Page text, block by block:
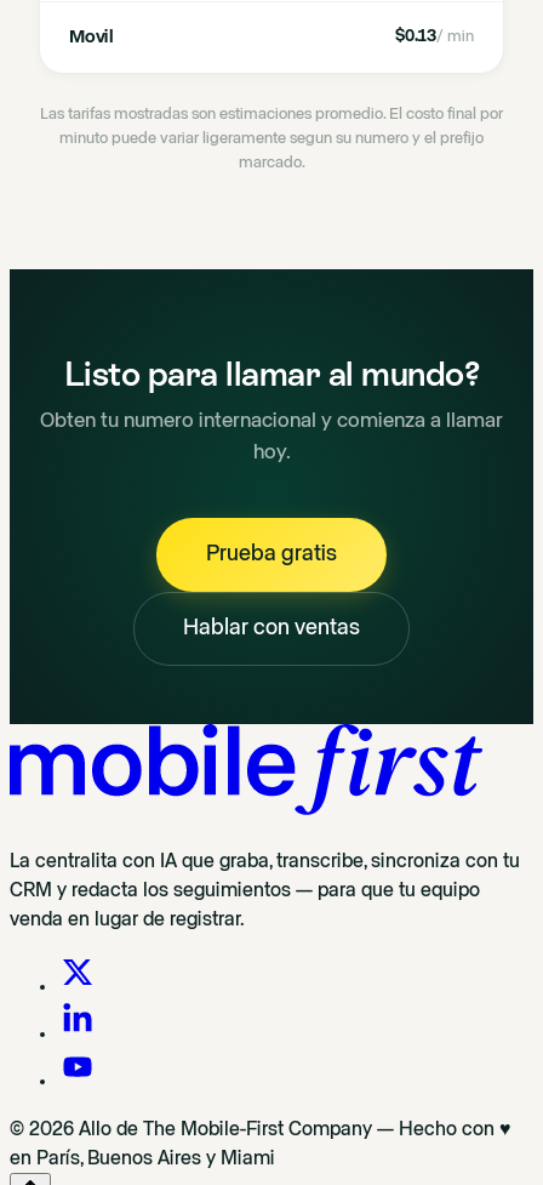
Movil $0.13/ min
Las tarifas mostradas son estimaciones promedio. El costo final por
minuto puede variar ligeramente segun su numero y el prefijo
marcado.
Listo para llamar al mundo?
Obten tu numero internacional y comienza a llamar
hoy.
Prueba gratis
Hablar con ventas
La centralita con IA que graba, transcribe, sincroniza con tu
CRM y redacta los seguimientos — para que tu equipo
venda en lugar de registrar.
© 2026 Allo de The Mobile-First Company — Hecho con ♥
en París, Buenos Aires y Miami